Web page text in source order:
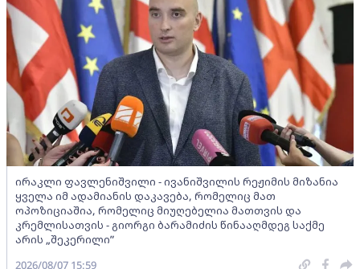
ირაკლი ფავლენიშვილი - ივანიშვილის რეჟიმის მიზანია
ყველა იმ ადამიანის დაკავება, რომელიც მათ
ოპოზიციაშია, რომელიც მიუღებელია მათთვის და
კრემლისათვის - გიორგი ბარამიძის წინააღმდეგ საქმე
არის „შეკერილი”
2026/08/07 15:59